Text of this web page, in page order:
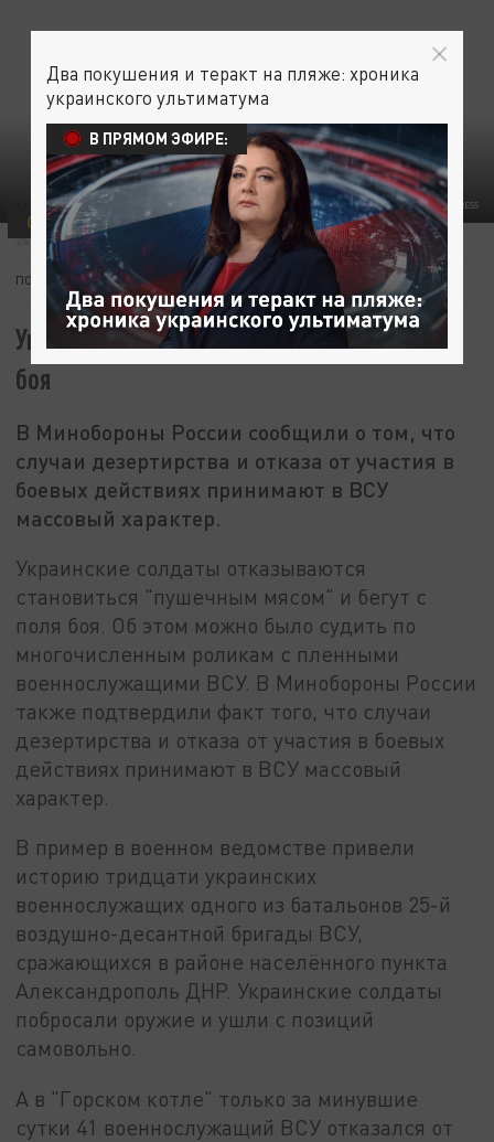
© THE PRESIDENTIAL OFFICE OF UKRAI/GLOBALLOOKPRESS
ОБЩЕСТВО РУССКАЯ ВЕСНА
24 ИЮНЯ 12:24
ПОДПИШИТЕСЬ:
Украинские солдаты массово бегут с поля
боя
В Минобороны России сообщили о том, что
случаи дезертирства и отказа от участия в
боевых действиях принимают в ВСУ
массовый характер.
Украинские солдаты отказываются
становиться "пушечным мясом" и бегут с
поля боя. Об этом можно было судить по
многочисленным роликам с пленными
военнослужащими ВСУ. В Минобороны России
также подтвердили факт того, что случаи
дезертирства и отказа от участия в боевых
действиях принимают в ВСУ массовый
характер.
В пример в военном ведомстве привели
историю тридцати украинских
военнослужащих одного из батальонов 25-й
воздушно-десантной бригады ВСУ,
сражающихся в районе населённого пункта
Александрополь ДНР. Украинские солдаты
побросали оружие и ушли с позиций
самовольно.
А в "Горском котле" только за минувшие
сутки 41 военнослужащий ВСУ отказался от
Два покушения и теракт на пляже: хроника
украинского ультиматума
В ПРЯМОМ ЭФИРЕ: